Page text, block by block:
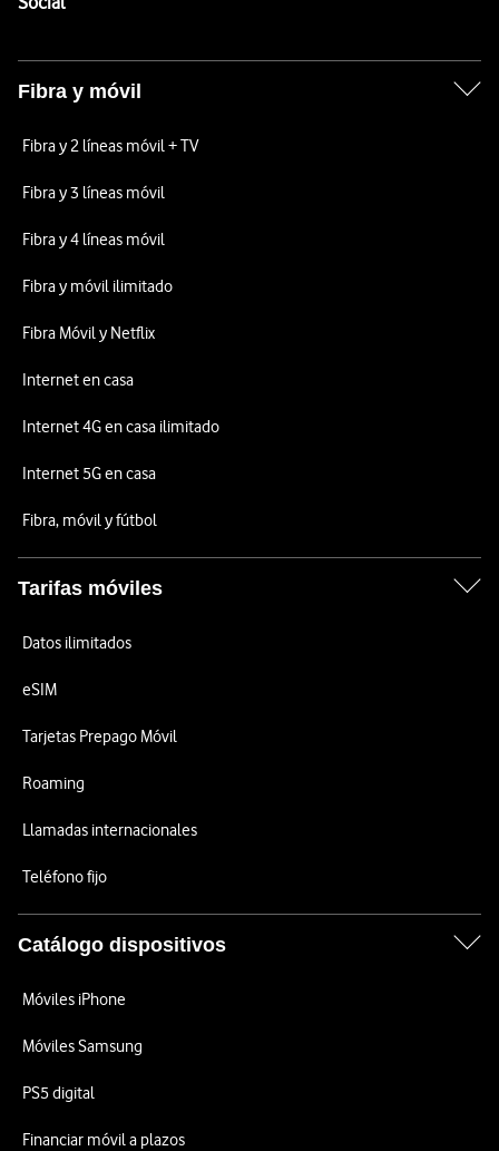
Fibra y móvil
Fibra y 2 líneas móvil + TV
Fibra y 3 líneas móvil
Fibra y 4 líneas móvil
Fibra y móvil ilimitado
Fibra Móvil y Netflix
Internet en casa
Internet 4G en casa ilimitado
Internet 5G en casa
Fibra, móvil y fútbol
Tarifas móviles
Datos ilimitados
eSIM
Tarjetas Prepago Móvil
Roaming
Llamadas internacionales
Teléfono fijo
Catálogo dispositivos
Móviles iPhone
Móviles Samsung
PS5 digital
Financiar móvil a plazos